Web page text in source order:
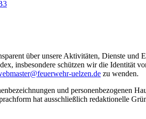
über unsere Aktivitäten, Dienste
insbesondere schützen wir die
uelzen.de zu wenden.
und personenbezogenen
hat ausschließlich redaktionelle